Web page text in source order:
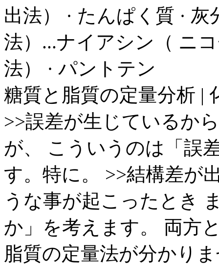
出法） · たんぱく質 ·
法）...ナイアシン（ ニ
法） · パントテン
糖質と脂質の定量分析 |
>>誤差が生じているか
が、 こういうのは「誤
す。特に。 >>結構差が
うな事が起こったとき
か」を考えます。 両方
脂質の定量法が分かり